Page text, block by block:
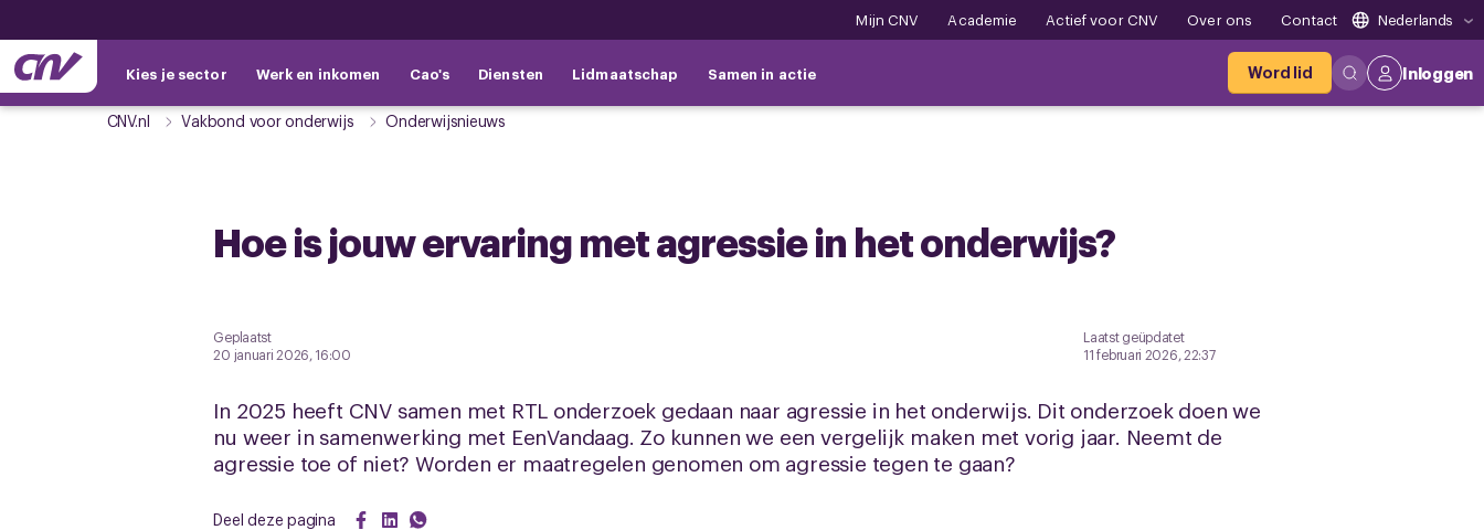
Mijn CNV Academie Actief voor CNV Over ons Contact Nederlands
Kies je sector Werk en inkomen Cao's Diensten Lidmaatschap Samen in actie Word lid Inloggen
CNV.nl Vakbond voor onderwijs Onderwijsnieuws
Hoe is jouw ervaring met agressie in het onderwijs?
Geplaatst
20 januari 2026, 16:00
Laatst geüpdatet
11 februari 2026, 22:37
In 2025 heeft CNV samen met RTL onderzoek gedaan naar agressie in het onderwijs. Dit onderzoek doen we
nu weer in samenwerking met EenVandaag. Zo kunnen we een vergelijk maken met vorig jaar. Neemt de
agressie toe of niet? Worden er maatregelen genomen om agressie tegen te gaan?
Deel deze pagina